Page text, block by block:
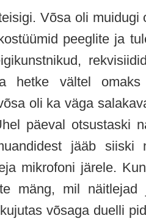
Võsa oli muidugi
peeglite ja
hetke vältel
oli ka väga
päeval otsustaski
jääb siiski
mikrofoni järele.
mäng, mil näitlejad
võsaga duelli